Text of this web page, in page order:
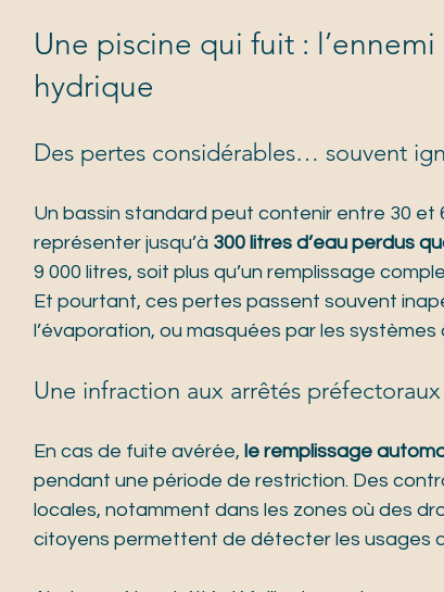
Une piscine qui fuit :
hydrique
Des pertes considérables… souvent
Un bassin standard peut contenir entre 30 et
représenter jusqu’à 300 litres d’eau perdus
9 000 litres, soit plus qu’un remplissage
Et pourtant, ces pertes passent souvent
l’évaporation, ou masquées par les
Une infraction aux arrêtés préfectoraux
En cas de fuite avérée, le remplissage
pendant une période de restriction. Des
locales, notamment dans les zones où des
citoyens permettent de détecter les usages